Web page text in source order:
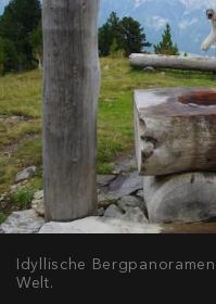
Idyllische
Welt.